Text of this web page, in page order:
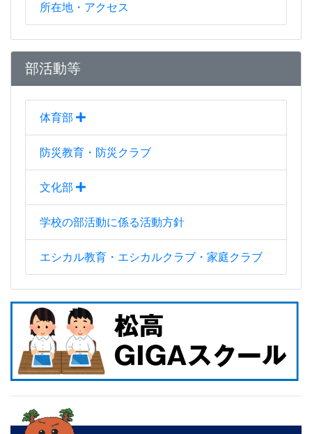
所在地・アクセス
部活動等
体育部
防災教育・防災クラブ
文化部
学校の部活動に係る活動方針
エシカル教育・エシカルクラブ・家庭クラブ